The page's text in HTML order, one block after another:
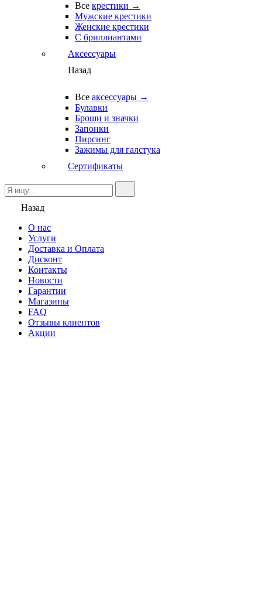
Все крестики →
Мужские крестики
Женские крестики
С бриллиантами
Аксессуары
Назад
Все аксессуары →
Булавки
Броши и значки
Запонки
Пирсинг
Зажимы для галстука
Сертификаты
Назад
О нас
Услуги
Доставка и Оплата
Дисконт
Контакты
Новости
Гарантии
Магазины
FAQ
Отзывы клиентов
Акции